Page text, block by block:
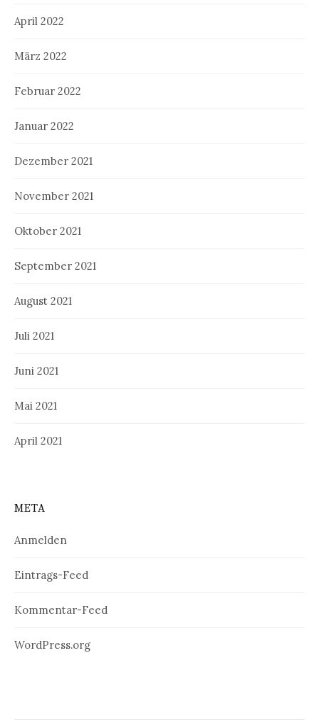
April 2022
März 2022
Februar 2022
Januar 2022
Dezember 2021
November 2021
Oktober 2021
September 2021
August 2021
Juli 2021
Juni 2021
Mai 2021
April 2021
META
Anmelden
Eintrags-Feed
Kommentar-Feed
WordPress.org